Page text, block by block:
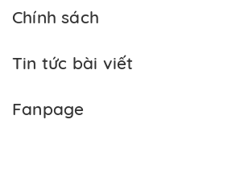
Chính sách
Tin tức bài viết
Fanpage